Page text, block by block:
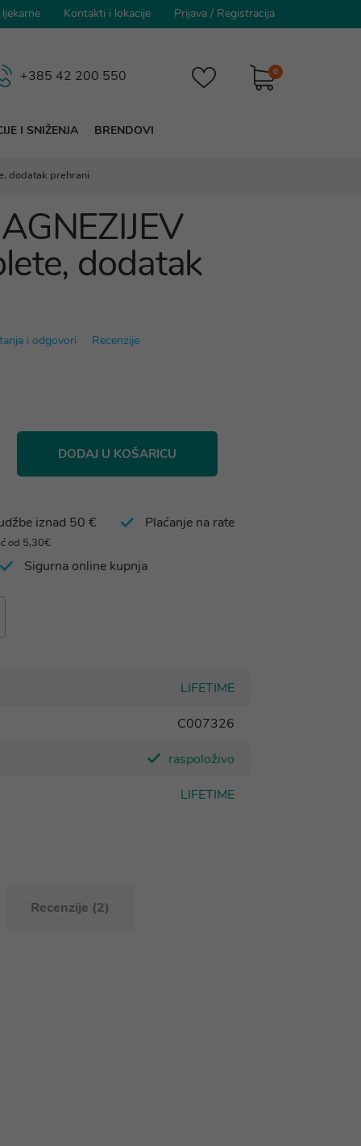
Kontakti i lokacije Prijava / Registracija
0
+385 42 200 550
I SNIŽENJA BRENDOVI
dodatak prehrani
dodatak
i odgovori Recenzije
DODAJ U KOŠARICU
iznad 50 €
od 5,30€
Plaćanje na rate
Sigurna online kupnja
LIFETIME
C007326
raspoloživo
LIFETIME
Recenzije (2)